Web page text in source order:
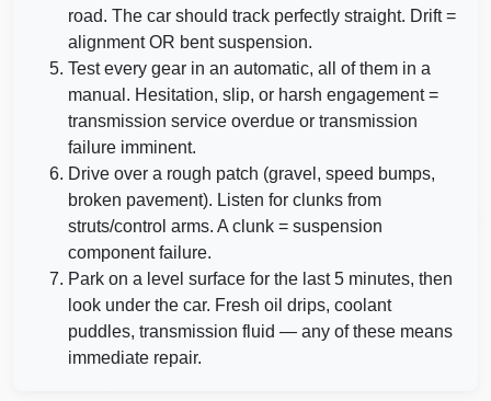
Copart
Copart
Autocheck
Manheim
IAAI
road. The car should track perfectly straight. Drift =
alignment OR bent suspension.
Test every gear in an automatic, all of them in a
manual. Hesitation, slip, or harsh engagement =
transmission service overdue or transmission
failure imminent.
Drive over a rough patch (gravel, speed bumps,
broken pavement). Listen for clunks from
struts/control arms. A clunk = suspension
component failure.
Park on a level surface for the last 5 minutes, then
look under the car. Fresh oil drips, coolant
puddles, transmission fluid — any of these means
immediate repair.